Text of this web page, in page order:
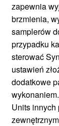
zapewnia
brzmienia,
samplerów
przypadku
sterować
ustawień
dodatkowe
Units